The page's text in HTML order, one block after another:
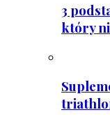
3
który